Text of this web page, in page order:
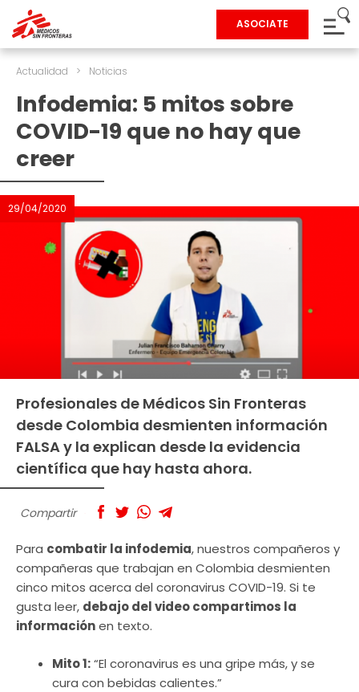
ASOCIATE
Actualidad > Noticias
Infodemia: 5 mitos sobre
COVID-19 que no hay que
creer
29/04/2020
Profesionales de Médicos Sin Fronteras
desde Colombia desmienten información
FALSA y la explican desde la evidencia
científica que hay hasta ahora.
Compartir
Para combatir la infodemia, nuestros compañeros y
compañeras que trabajan en Colombia desmienten
cinco mitos acerca del coronavirus COVID-19. Si te
gusta leer, debajo del video compartimos la
informaciónen texto.
Mito 1:“El coronavirus es una gripe más, y se
cura con bebidas calientes.”